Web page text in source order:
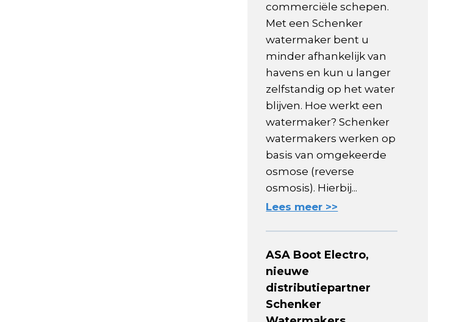
commerciële schepen.
Met een Schenker
watermaker bent u
minder afhankelijk van
havens en kun u langer
zelfstandig op het water
blijven. Hoe werkt een
watermaker? Schenker
watermakers werken op
basis van omgekeerde
osmose (reverse
osmosis). Hierbij...
Lees meer >>
ASA Boot Electro,
nieuwe
distributiepartner
Schenker